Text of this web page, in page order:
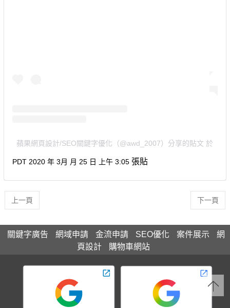
蘋果網頁設計/SEO關鍵字優化（@awd_2007）分享的貼文 於
PDT 2020 年 3月 月 25 日 上午 3:05張貼
上一頁 下一頁
關鍵字廣告 網域申請 金流申請 SEO優化 案件展示
網
頁設計
購物車網站